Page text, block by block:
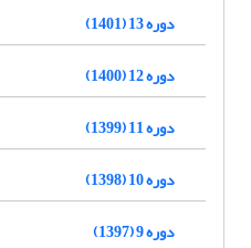
دوره 13 (1401)
دوره 12 (1400)
دوره 11 (1399)
دوره 10 (1398)
دوره 9 (1397)